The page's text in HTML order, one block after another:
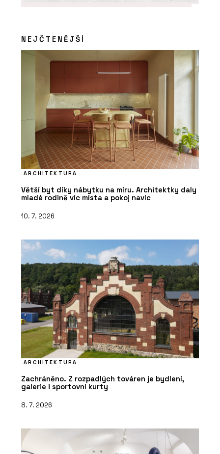
NEJČTENĚJŠÍ
ARCHITEKTURA
Větší byt díky nábytku na míru. Architektky daly
mladé rodině víc místa a pokoj navíc
10. 7. 2026
ARCHITEKTURA
Zachráněno. Z rozpadlých továren je bydlení,
galerie i sportovní kurty
8. 7. 2026